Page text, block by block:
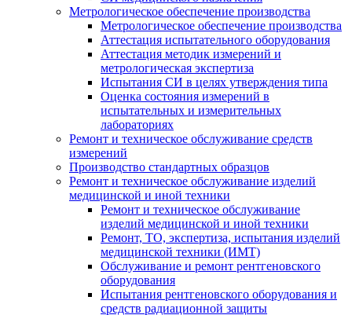
Метрологическое обеспечение производства
Метрологическое обеспечение производства
Аттестация испытательного оборудования
Аттестация методик измерений и
метрологическая экспертиза
Испытания СИ в целях утверждения типа
Оценка состояния измерений в
испытательных и измерительных
лабораториях
Ремонт и техническое обслуживание средств
измерений
Производство стандартных образцов
Ремонт и техническое обслуживание изделий
медицинской и иной техники
Ремонт и техническое обслуживание
изделий медицинской и иной техники
Ремонт, ТО, экспертиза, испытания изделий
медицинской техники (ИМТ)
Обслуживание и ремонт рентгеновского
оборудования
Испытания рентгеновского оборудования и
средств радиационной защиты